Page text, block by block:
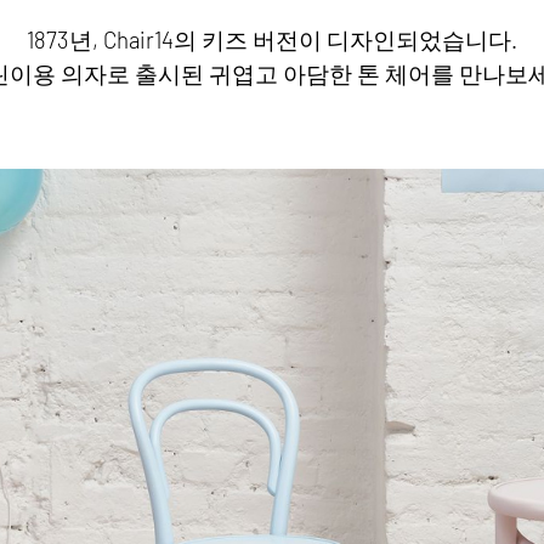
1873년, Chair14의 키즈 버전이 디자인되었습니다.
이용 의자로 출시된 귀엽고 아담한 톤 체어를 만나보